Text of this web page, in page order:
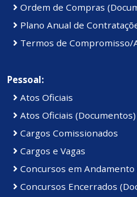
Ordem de Compras
Plano Anual de
Termos de Compromisso/
Pessoal:
Atos Oficiais
Atos Oficiais (Documentos)
Cargos Comissionados
Cargos e Vagas
Concursos em
Concursos Encerrados